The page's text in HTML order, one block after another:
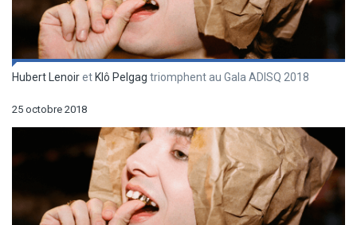
Hubert Lenoiret Klô Pelgag triomphent au Gala ADISQ 2018
25 octobre 2018